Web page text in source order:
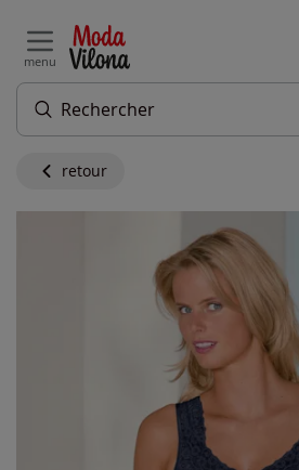
menu
retour